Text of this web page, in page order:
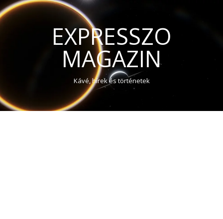
EXPRESSZO
MAGAZIN
Kávé, hírek és történetek